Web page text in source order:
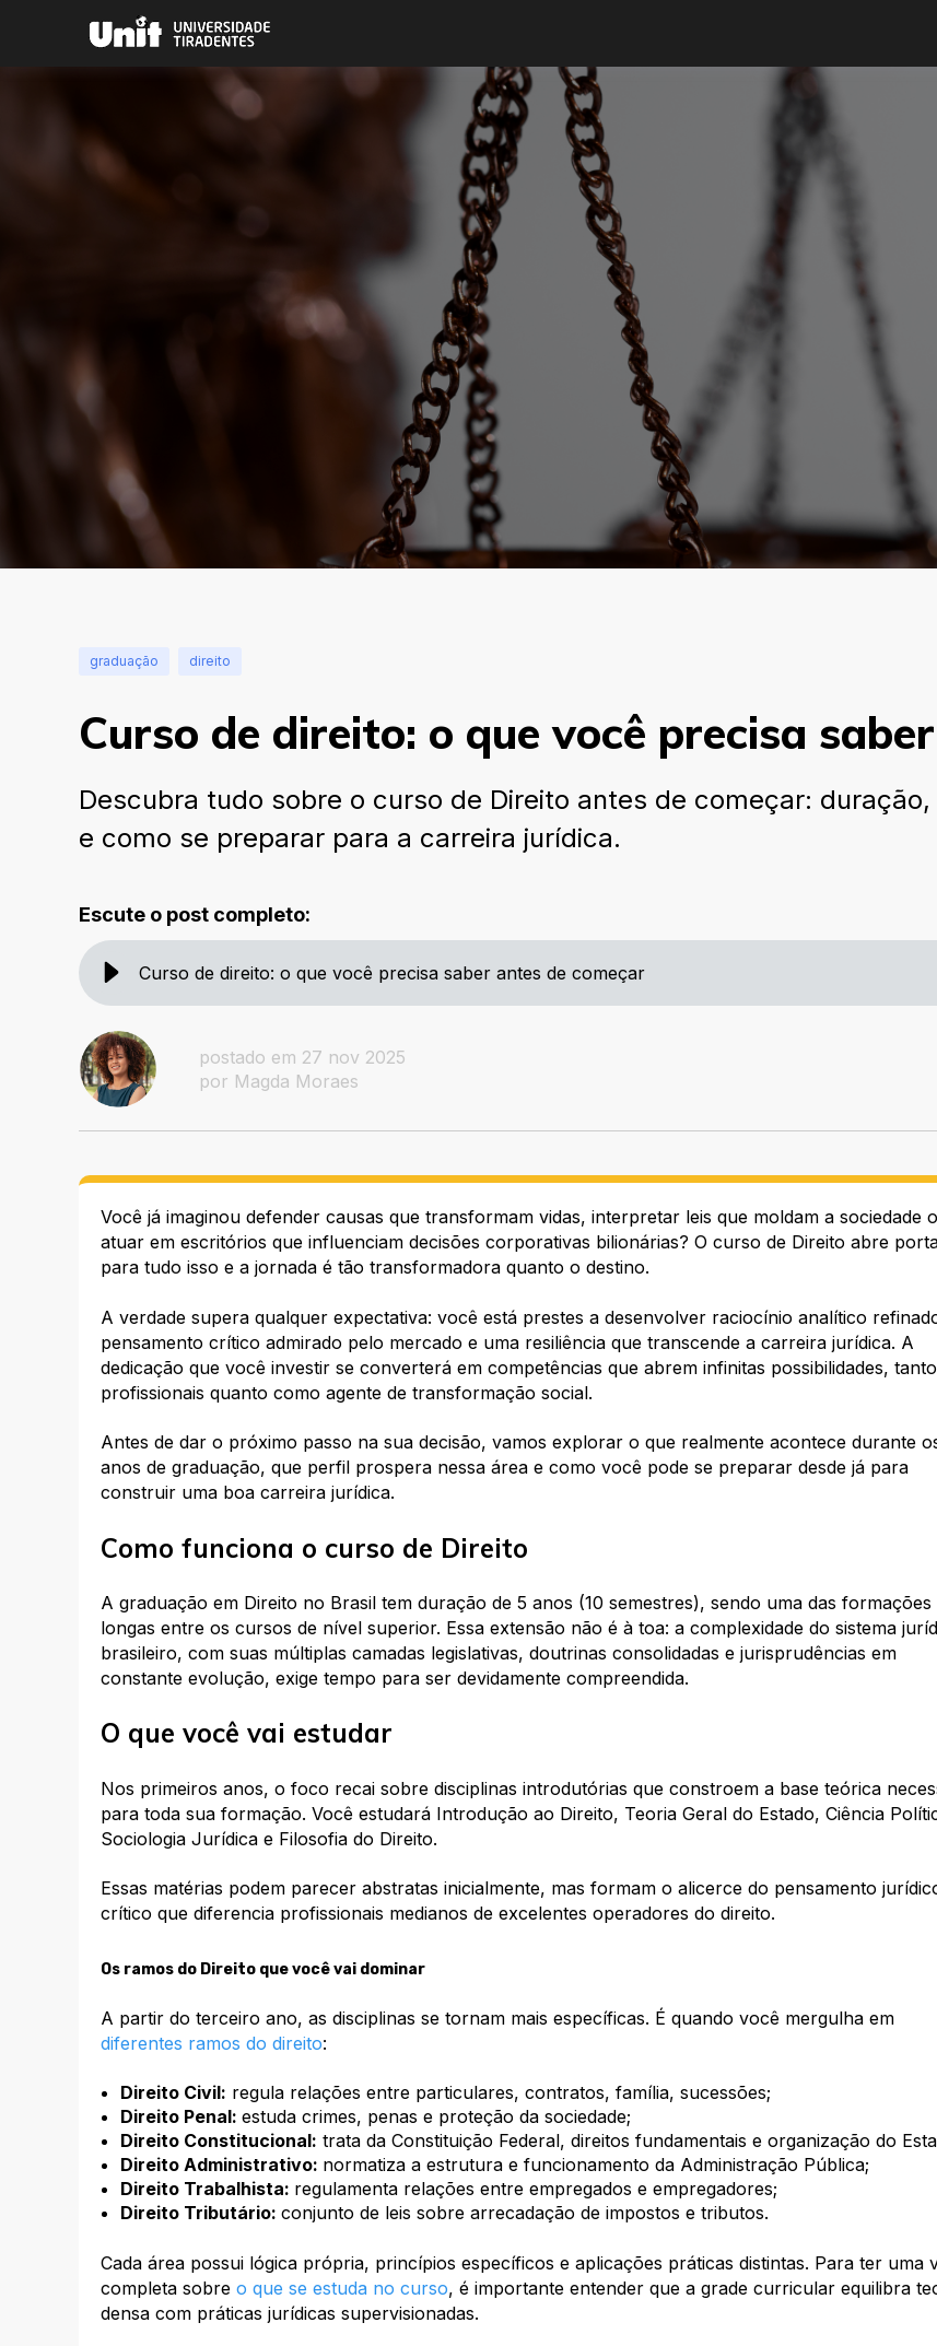
graduação direito
Curso de direito: o que você precisa
Descubra tudo sobre o curso de Direito antes de começar:
e como se preparar para a carreira jurídica.
Escute o post completo:
Curso de direito: o que você precisa saber antes de começar
postado em 27 nov 2025
por Magda Moraes
Você já imaginou defender causas que transformam vidas, interpretar leis que moldam a sociedade
atuar em escritórios que influenciam decisões corporativas bilionárias? O curso de Direito abre
para tudo isso e a jornada é tão transformadora quanto o destino.​
A verdade supera qualquer expectativa: você está prestes a desenvolver raciocínio analítico
pensamento crítico admirado pelo mercado e uma resiliência que transcende a carreira jurídica. A
dedicação que você investir se converterá em competências que abrem infinitas possibilidades, tanto
profissionais quanto como agente de transformação social.​
Antes de dar o próximo passo na sua decisão, vamos explorar o que realmente acontece durante
anos de graduação, que perfil prospera nessa área e como você pode se preparar desde já para
construir uma boa carreira jurídica.​
Como funciona o curso de Direito
A graduação em Direito no Brasil tem duração de 5 anos (10 semestres), sendo uma das formações
longas entre os cursos de nível superior. Essa extensão não é à toa: a complexidade do sistema
brasileiro, com suas múltiplas camadas legislativas, doutrinas consolidadas e jurisprudências em
constante evolução, exige tempo para ser devidamente compreendida.​
O que você vai estudar
Nos primeiros anos, o foco recai sobre disciplinas introdutórias que constroem a base teórica
para toda sua formação. Você estudará Introdução ao Direito, Teoria Geral do Estado, Ciência
Sociologia Jurídica e Filosofia do Direito.
Essas matérias podem parecer abstratas inicialmente, mas formam o alicerce do pensamento
crítico que diferencia profissionais medianos de excelentes operadores do direito.​
Os ramos do Direito que você vai dominar
A partir do terceiro ano, as disciplinas se tornam mais específicas. É quando você mergulha em
diferentes ramos do direito:​
Direito Civil: regula relações entre particulares, contratos, família, sucessões;
Direito Penal: estuda crimes, penas e proteção da sociedade;
Direito Constitucional: trata da Constituição Federal, direitos fundamentais e organização do
Direito Administrativo: normatiza a estrutura e funcionamento da Administração Pública;
Direito Trabalhista: regulamenta relações entre empregados e empregadores;
Direito Tributário: conjunto de leis sobre arrecadação de impostos e tributos.
Cada área possui lógica própria, princípios específicos e aplicações práticas distintas. Para ter uma
completa sobre o que se estuda no curso, é importante entender que a grade curricular equilibra
densa com práticas jurídicas supervisionadas.​